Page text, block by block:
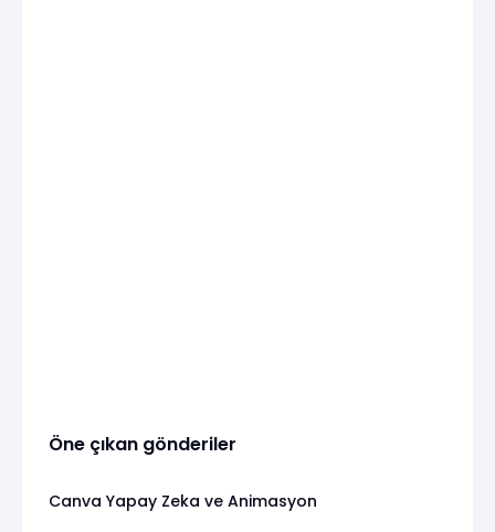
Öne çıkan gönderiler
Canva Yapay Zeka ve Animasyon